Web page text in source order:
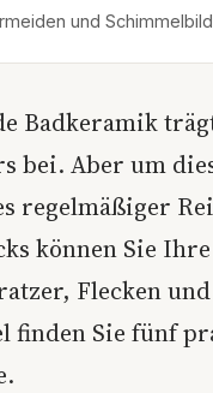
und
Badkeramik
bei. Aber um
regelmäßiger
können Sie
Flecken
finden Sie fünf